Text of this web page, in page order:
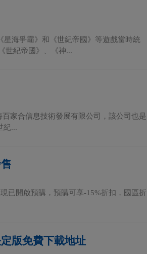
海爭霸》和《世紀帝國》等遊戲當時統
世紀帝國》、《神...
家合信息技術發展有限公司，該公司也是
紀...
已開啟預購，預購可享-15%折扣，國區折
版免費下載地址